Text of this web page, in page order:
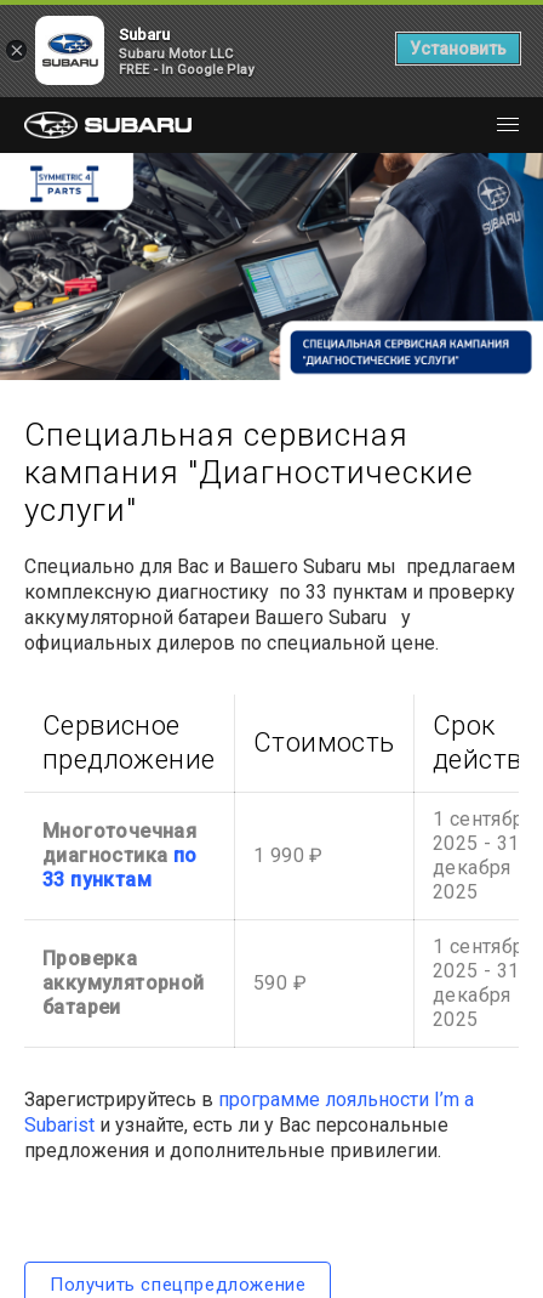
Специальная сервисная
кампания "Диагностические
услуги"
Специально для Вас и Вашего Subaru мы предлагаем
комплексную диагностику по 33 пунктам и проверку
аккумуляторной батареи Вашего Subaru у
официальных дилеров по специальной цене.
Сервисное
предложение
Стоимость
Срок
Многоточечная
диагностика по
33 пунктам
1 990 ₽
1 сентября
2025 - 31
декабря
2025
Проверка
аккумуляторной
батареи
590 ₽
1 сентября
2025 - 31
декабря
2025
Зарегистрируйтесь в программе лояльности I’m a
Subarist и узнайте, есть ли у Вас персональные
предложения и дополнительные привилегии.
Получить спецпредложение
×
Subaru
Subaru Motor LLC
FREE - In Google Play
Установить